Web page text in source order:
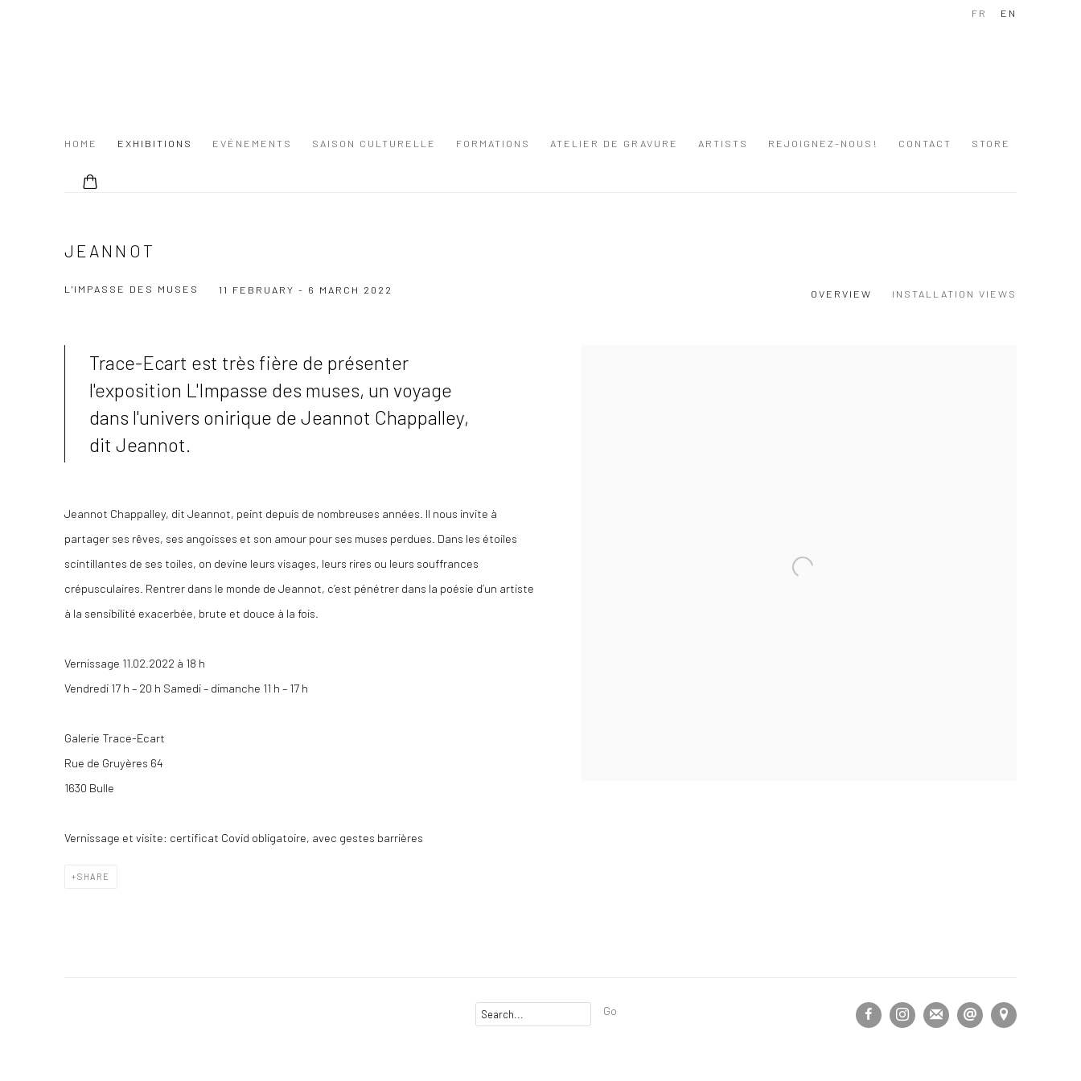
HOME EXHIBITIONS EVÉNEMENTS SAISON CULTURELLE FORMATIONS ATELIER DE GRAVURE ARTISTS REJOIGNEZ-NOUS! CONTACT STORE
FR EN
JEANNOT
L'IMPASSE DES MUSES 11 FEBRUARY - 6 MARCH 2022 OVERVIEW INSTALLATION VIEWS
Trace-Ecart est très fière de présenter
l'exposition L'Impasse des muses, un voyage
dans l'univers onirique de Jeannot Chappalley,
dit Jeannot.
Jeannot Chappalley, dit Jeannot, peint depuis de nombreuses années. Il nous invite à
partager ses rêves, ses angoisses et son amour pour ses muses perdues. Dans les étoiles
scintillantes de ses toiles, on devine leurs visages, leurs rires ou leurs souffrances
crépusculaires. Rentrer dans le monde de Jeannot, c’est pénétrer dans la poésie d’un artiste
à la sensibilité exacerbée, brute et douce à la fois.
Vernissage 11.02.2022 à 18 h
Vendredi 17 h – 20 h Samedi – dimanche 11 h – 17 h
Galerie Trace-Ecart
Rue de Gruyères 64
1630 Bulle
Vernissage et visite: certificat Covid obligatoire, avec gestes barrières
SHARE
Go